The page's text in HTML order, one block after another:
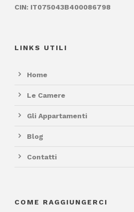
CIN: IT075043B400086798
LINKS UTILI
Home
Le Camere
Gli Appartamenti
Blog
Contatti
COME RAGGIUNGERCI